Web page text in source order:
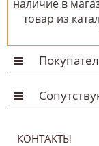
наличие в
товар из
КОНТАКТЫ